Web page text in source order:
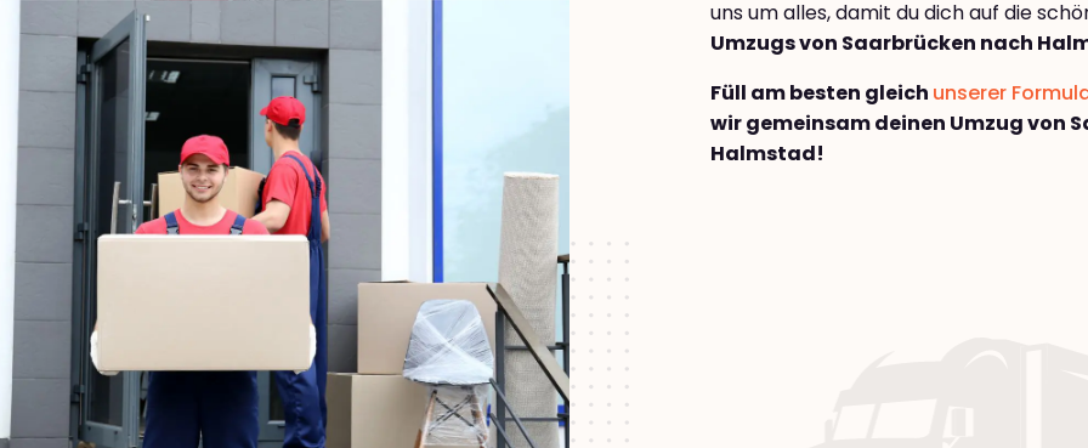
uns um alles, damit du dich auf die
Umzugs von Saarbrücken nach
Füll am besten gleich unserer
wir gemeinsam deinen Umzug von
Halmstad!